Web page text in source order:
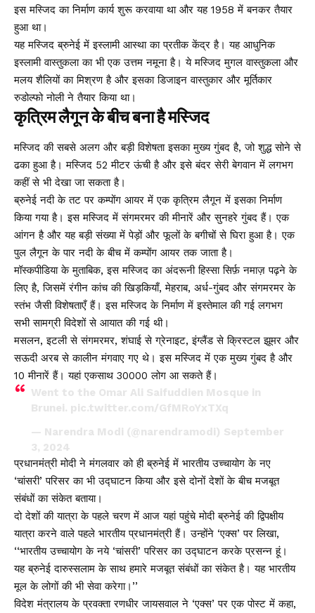
इस मस्जिद का निर्माण कार्य शुरू करवाया था और यह 1958 में बनकर तैयार
हुआ था।
यह मस्जिद ब्रुनेई में इस्लामी आस्था का प्रतीक केंद्र है। यह आधुनिक
इस्लामी वास्तुकला का भी एक उत्तम नमूना है। ये मस्जिद मुगल वास्तुकला और
मलय शैलियों का मिश्रण है और इसका डिजाइन वास्तुकार और मूर्तिकार
रुडोल्फो नोली ने तैयार किया था।
कृत्रिम लैगून के बीच बना है मस्जिद
मस्जिद की सबसे अलग और बड़ी विशेषता इसका मुख्य गुंबद है, जो शुद्ध सोने से
ढका हुआ है। मस्जिद 52 मीटर ऊंची है और इसे बंदर सेरी बेगवान में लगभग
कहीं से भी देखा जा सकता है।
ब्रुनेई नदी के तट पर कम्पोंग आयर में एक कृत्रिम लैगून में इसका निर्माण
किया गया है। इस मस्जिद में संगमरमर की मीनारें और सुनहरे गुंबद हैं। एक
आंगन है और यह बड़ी संख्या में पेड़ों और फूलों के बगीचों से घिरा हुआ है। एक
पुल लैगून के पार नदी के बीच में कम्पोंग आयर तक जाता है।
मॉस्कपीडिया के मुताबिक, इस मस्जिद का अंदरूनी हिस्सा सिर्फ़ नमाज़ पढ़ने के
लिए है, जिसमें रंगीन कांच की खिड़कियाँ, मेहराब, अर्ध-गुंबद और संगमरमर के
स्तंभ जैसी विशेषताएँ हैं। इस मस्जिद के निर्माण में इस्तेमाल की गई लगभग
सभी सामग्री विदेशों से आयात की गई थी।
मसलन, इटली से संगमरमर, शंघाई से ग्रेनाइट, इंग्लैंड से क्रिस्टल झूमर और
सऊदी अरब से कालीन मंगवाए गए थे। इस मस्जिद में एक मुख्य गुंबद है और
10 मीनारें हैं। यहां एकसाथ 30000 लोग आ सकते हैं।
Went to the Omar Ali Saifuddien Mosque in
Brunei. pic.twitter.com/GfMRoYxTXq
— Narendra Modi (@narendramodi) September
3, 2024
प्रधानमंत्री मोदी ने मंगलवार को ही ब्रुनेई में भारतीय उच्चायोग के नए
‘चांसरी’ परिसर का भी उद्घाटन किया और इसे दोनों देशों के बीच मजबूत
संबंधों का संकेत बताया।
दो देशों की यात्रा के पहले चरण में आज यहां पहुंचे मोदी ब्रुनेई की द्विपक्षीय
यात्रा करने वाले पहले भारतीय प्रधानमंत्री हैं। उन्होंने ‘एक्स’ पर लिखा,
‘‘भारतीय उच्चायोग के नये ‘चांसरी’ परिसर का उद्घाटन करके प्रसन्न हूं।
यह ब्रुनेई दारुस्सलाम के साथ हमारे मजबूत संबंधों का संकेत है। यह भारतीय
मूल के लोगों की भी सेवा करेगा।’’
विदेश मंत्रालय के प्रवक्ता रणधीर जायसवाल ने ‘एक्स’ पर एक पोस्ट में कहा,